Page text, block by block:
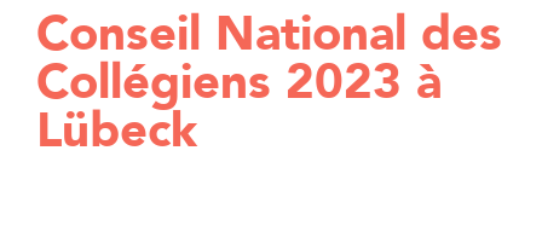
Conseil National des
Collégiens 2023 à
Lübeck